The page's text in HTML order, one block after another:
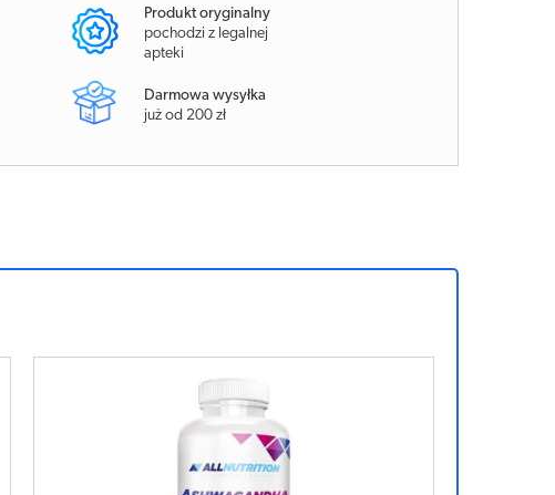
Produkt oryginalny
pochodzi z legalnej
apteki
Darmowa wysyłka
już od 200 zł